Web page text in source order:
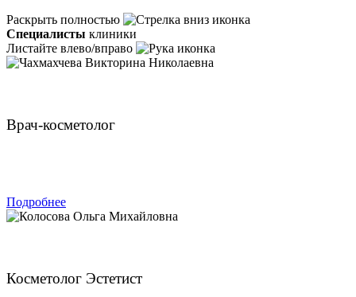
Раскрыть полностью
Специалисты клиники
Листайте влево/вправо
Врач-косметолог
Подробнее
Косметолог Эстетист